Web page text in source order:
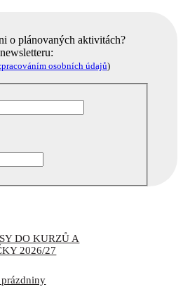
o plánovaných aktivitách?
osobních údajů)
DO KURZŮ A
2026/27